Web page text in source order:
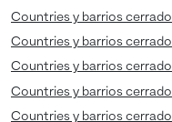
Countries y barrios
Countries y barrios
Countries y barrios
Countries y barrios
Countries y barrios